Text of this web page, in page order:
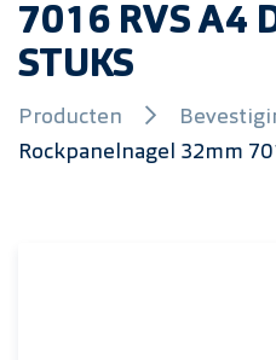
7016 RVS A4
STUKS
Producten
Rockpanelnagel 32mm